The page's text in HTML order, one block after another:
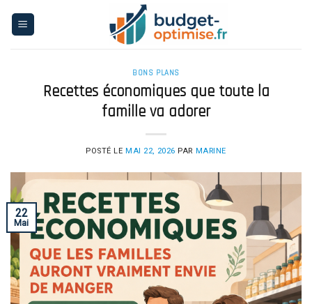
BONS PLANS
Recettes économiques que toute la
famille va adorer
POSTÉ LEMAI 22, 2026 PAR MARINE
22
Mai